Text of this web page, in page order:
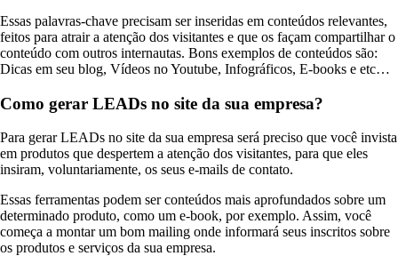
Essas palavras-chave precisam ser inseridas em conteúdos relevantes,
feitos para atrair a atenção dos visitantes e que os façam compartilhar o
conteúdo com outros internautas. Bons exemplos de conteúdos são:
Dicas em seu blog, Vídeos no Youtube, Infográficos, E-books e etc…
Como gerar LEADs no site da sua empresa?
Para gerar LEADs no site da sua empresa será preciso que você invista
em produtos que despertem a atenção dos visitantes, para que eles
insiram, voluntariamente, os seus e-mails de contato.
Essas ferramentas podem ser conteúdos mais aprofundados sobre um
determinado produto, como um e-book, por exemplo. Assim, você
começa a montar um bom mailing onde informará seus inscritos sobre
os produtos e serviços da sua empresa.